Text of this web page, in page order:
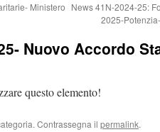
Ministero News 41N-2024-25:
2025-
Nuovo Accordo
questo elemento!
Contrassegna il permalink.